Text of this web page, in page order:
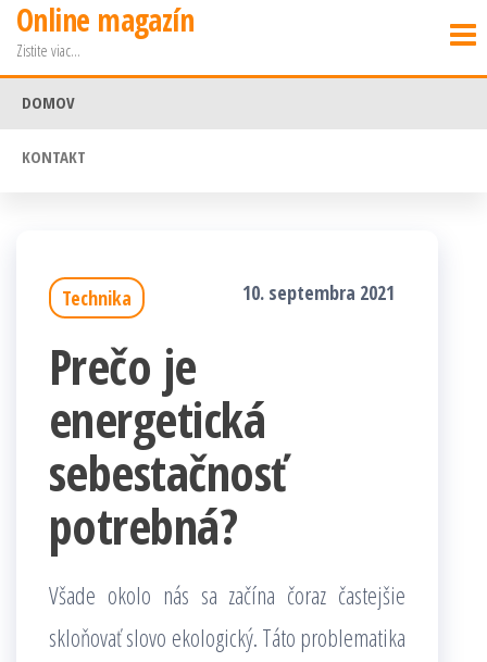
Preskočiť
obsah
Online magazín
Zistite viac…
DOMOV
KONTAKT
Technika 10. septembra 2021
Prečo je
energetická
sebestačnosť
potrebná?
Všade okolo nás sa začína čoraz častejšie
skloňovať slovo ekologický. Táto problematika